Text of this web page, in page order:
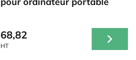
68,82
HT